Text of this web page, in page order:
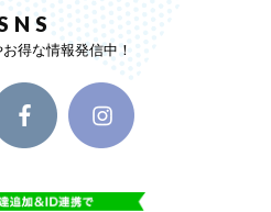
得な情報発信中！